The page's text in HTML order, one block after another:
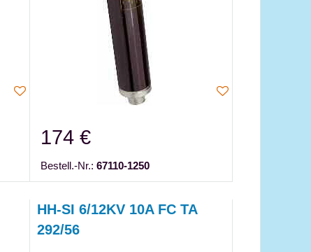
174 €
Bestell.-Nr.:67110-1250
HH-SI 6/12KV 10A FC TA
292/56